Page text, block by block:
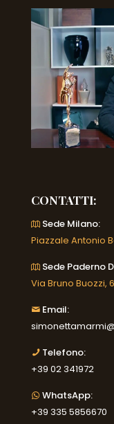
CONTATTI:
Sede Milano:
Piazzale Antonio
Sede Paderno
Via Bruno Buozzi,
Email:
Telefono:
+39 02 341972
WhatsApp:
+39 335 5856670